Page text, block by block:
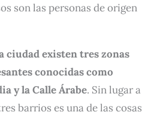
son las personas de origen
ciudad existen tres zonas
conocidas como
y la Calle Árabe. Sin lugar a
barrios es una de las cosas